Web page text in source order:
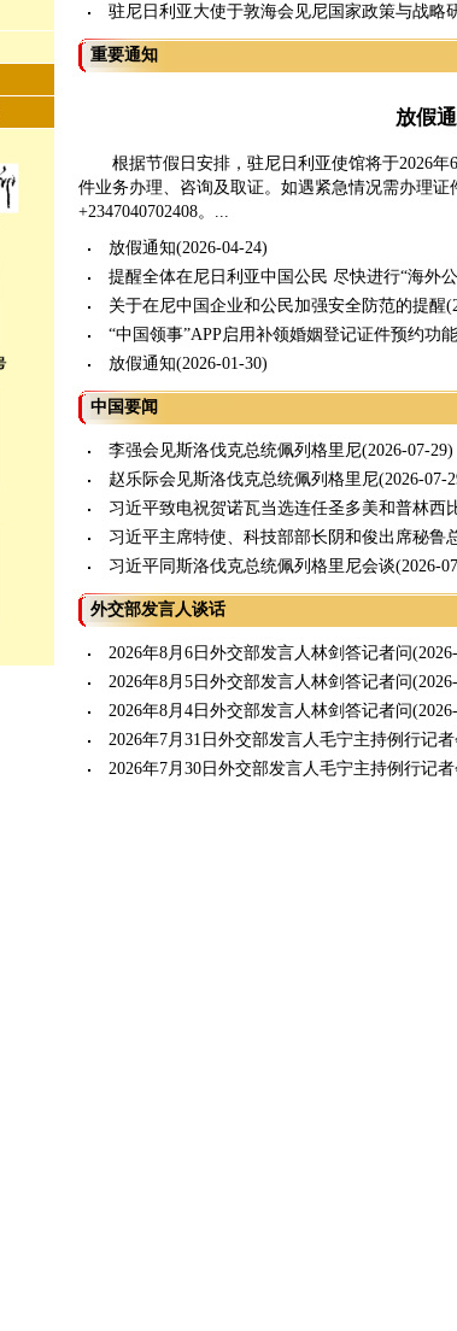
驻尼日利亚大使于敦海会见尼国家政策与战略
重要通知
放假
根据节假日安排，驻尼日利亚使馆将于2026
件业务办理、咨询及取证。如遇紧急情况需办理证
+2347040702408。...
放假通知(2026-04-24)
提醒全体在尼日利亚中国公民 尽快进行“海外
关于在尼中国企业和公民加强安全防范的提醒
“中国领事”APP启用补领婚姻登记证件预约功
放假通知(2026-01-30)
中国要闻
李强会见斯洛伐克总统佩列格里尼(2026-07-29)
赵乐际会见斯洛伐克总统佩列格里尼(2026-07-
习近平致电祝贺诺瓦当选连任圣多美和普林西
习近平主席特使、科技部部长阴和俊出席秘鲁
习近平同斯洛伐克总统佩列格里尼会谈(2026-
外交部发言人谈话
2026年8月6日外交部发言人林剑答记者问
2026年8月5日外交部发言人林剑答记者问
2026年8月4日外交部发言人林剑答记者问
2026年7月31日外交部发言人毛宁主持例行记
2026年7月30日外交部发言人毛宁主持例行记